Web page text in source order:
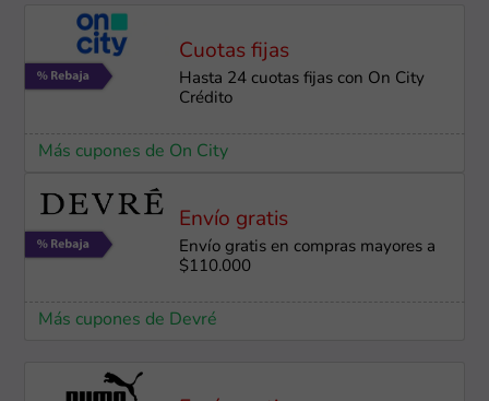
Cuotas fijas
Hasta 24 cuotas fijas con On City
Crédito
Más cupones de On City
Envío gratis
Envío gratis en compras mayores a
$110.000
Más cupones de Devré